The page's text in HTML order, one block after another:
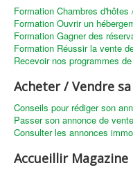
Formation Chambres d'hôtes
Formation Ouvrir un
Formation Gagner des
Formation Réussir la vente
Recevoir nos programmes
Acheter / Vendre
Conseils pour rédiger son
Passer son annonce de vente
Consulter les annonces
Accueillir Magazine